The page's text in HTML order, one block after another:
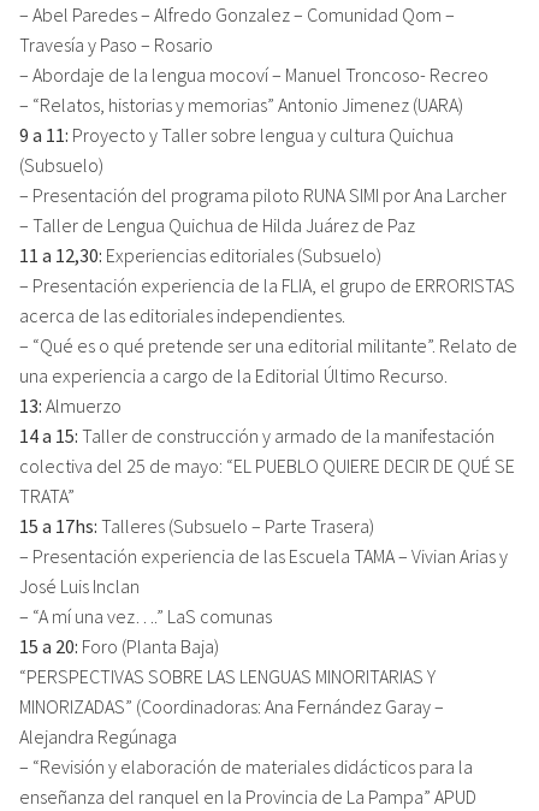
– Abel Paredes – Alfredo Gonzalez – Comunidad Qom –
Travesía y Paso – Rosario
– Abordaje de la lengua mocoví – Manuel Troncoso- Recreo
– “Relatos, historias y memorias” Antonio Jimenez (UARA)
9 a 11: Proyecto y Taller sobre lengua y cultura Quichua
(Subsuelo)
– Presentación del programa piloto RUNA SIMI por Ana Larcher
– Taller de Lengua Quichua de Hilda Juárez de Paz
11 a 12,30: Experiencias editoriales (Subsuelo)
– Presentación experiencia de la FLIA, el grupo de ERRORISTAS
acerca de las editoriales independientes.
– “Qué es o qué pretende ser una editorial militante”. Relato de
una experiencia a cargo de la Editorial Último Recurso.
13: Almuerzo
14 a 15: Taller de construcción y armado de la manifestación
colectiva del 25 de mayo: “EL PUEBLO QUIERE DECIR DE QUÉ SE
TRATA”
15 a 17hs: Talleres (Subsuelo – Parte Trasera)
– Presentación experiencia de las Escuela TAMA – Vivian Arias y
José Luis Inclan
– “A mí una vez….” LaS comunas
15 a 20: Foro (Planta Baja)
“PERSPECTIVAS SOBRE LAS LENGUAS MINORITARIAS Y
MINORIZADAS” (Coordinadoras: Ana Fernández Garay –
Alejandra Regúnaga
– “Revisión y elaboración de materiales didácticos para la
enseñanza del ranquel en la Provincia de La Pampa” APUD